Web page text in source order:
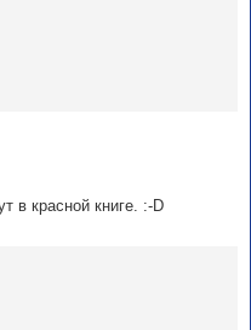
в красной книге. :-D